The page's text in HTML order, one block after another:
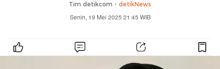
Tim detikcom - detikNews
Senin, 19 Mei 2025 21:45 WIB